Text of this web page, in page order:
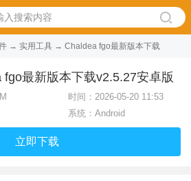
→ 实用工具 → Chaldea fgo最新版本下载
fgo最新版本下载v2.5.27安卓版
时间：2026-05-20 11:53
系统：Android
立即下载